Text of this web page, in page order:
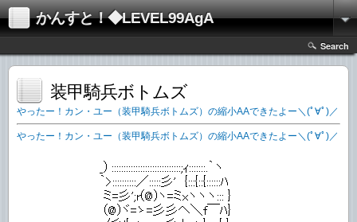
かんすと！◆LEVEL99AgA
Search
装甲騎兵ボトムズ
やったー！カン・ユー（装甲騎兵ボトムズ）の縮小AAできたよー＼(ﾟ∀ﾟ)／
やったー！カン・ユー（装甲騎兵ボトムズ）の縮小AAできたよー＼(ﾟ∀ﾟ)／